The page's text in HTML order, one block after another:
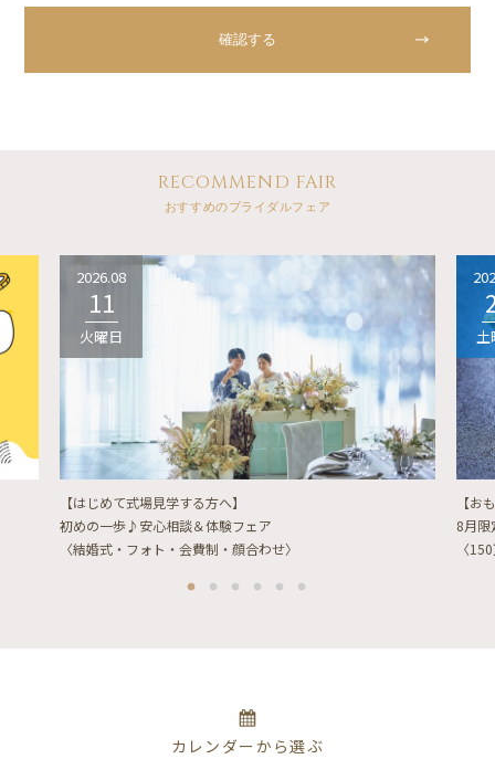
RECOMMEND FAIR
おすすめのブライダルフェア
2026.08
11
火曜日
【はじめて式場見学する方へ】
初めの一歩♪安心相談＆体験フェア
〈結婚式・フォト・会費制・顔合わせ〉
土
【お
8月限
〈
カレンダーから選ぶ